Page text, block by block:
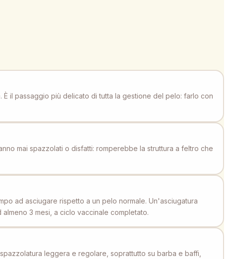
il passaggio più delicato di tutta la gestione del pelo: farlo con
mai spazzolati o disfatti: romperebbe la struttura a feltro che
ad asciugare rispetto a un pelo normale. Un'asciugatura
3 mesi, a ciclo vaccinale completato.
leggera e regolare, soprattutto su barba e baffi,